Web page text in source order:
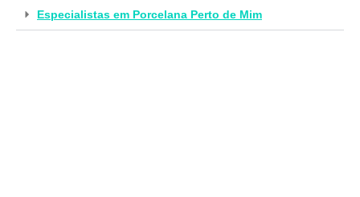
Especialistas em Porcelana Perto de Mim